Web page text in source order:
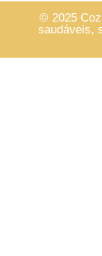
© 2025
saudáveis,